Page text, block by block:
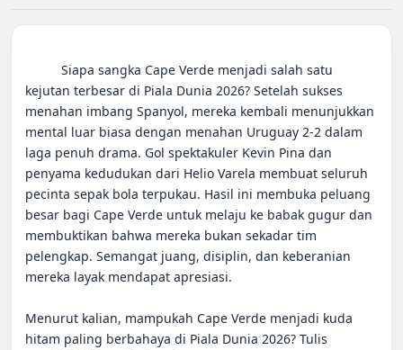
kejutan terbesar di Piala Dunia 2026? Setelah sukses
menahan imbang Spanyol, mereka kembali menunjukkan
mental luar biasa dengan menahan Uruguay 2-2 dalam
laga penuh drama. Gol spektakuler Kevin Pina dan
penyama kedudukan dari Helio Varela membuat seluruh
pecinta sepak bola terpukau. Hasil ini membuka peluang
besar bagi Cape Verde untuk melaju ke babak gugur dan
membuktikan bahwa mereka bukan sekadar tim
pelengkap. Semangat juang, disiplin, dan keberanian
mereka layak mendapat apresiasi.
Menurut kalian, mampukah Cape Verde menjadi kuda
hitam paling berbahaya di Piala Dunia 2026? Tulis